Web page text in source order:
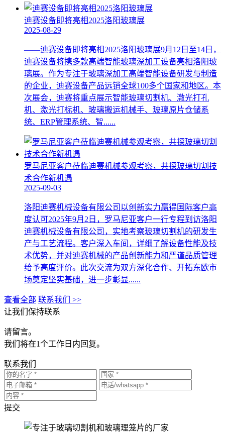
迪赛设备即将亮相2025洛阳玻璃展
2025-08-29
——迪赛设备即将亮相2025洛阳玻璃展9月12日至14日，
迪赛设备将携多款高端智能玻璃深加工设备亮相洛阳玻
璃展。作为专注于玻璃深加工高端智能设备研发与制造
的企业，迪赛设备产品远销全球100多个国家和地区。本
次展会，迪赛将重点展示智能玻璃切割机、激光打孔
机、激光打标机、玻璃搬运机械手、玻璃原片仓储系
统、ERP管理系统、智......
罗马尼亚客户莅临迪赛机械参观考察，共探玻璃切割技
术合作新机遇
2025-09-03
洛阳迪赛机械设备有限公司以创新实力赢得国际客户高
度认可2025年9月2日，罗马尼亚客户一行专程到访洛阳
迪赛机械设备有限公司，实地考察玻璃切割机的研发生
产与工艺流程。客户深入车间，详细了解设备性能及技
术优势，并对迪赛机械的产品创新能力和严谨品质管理
给予高度评价。此次交流为双方深化合作、开拓东欧市
场奠定坚实基础，进一步彰显......
查看全部 联系我们 >>
让我们保持联系
请留言。
我们将在1个工作日内回复。
联系我们
提交